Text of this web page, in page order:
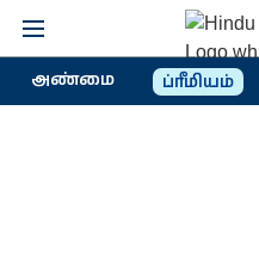
அண்மை ப்ரீமியம்